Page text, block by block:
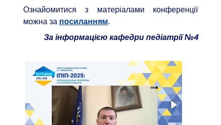
Ознайомитися з матеріалами конференції
можна за посиланням.
За інформацією кафедри педіатрії №4